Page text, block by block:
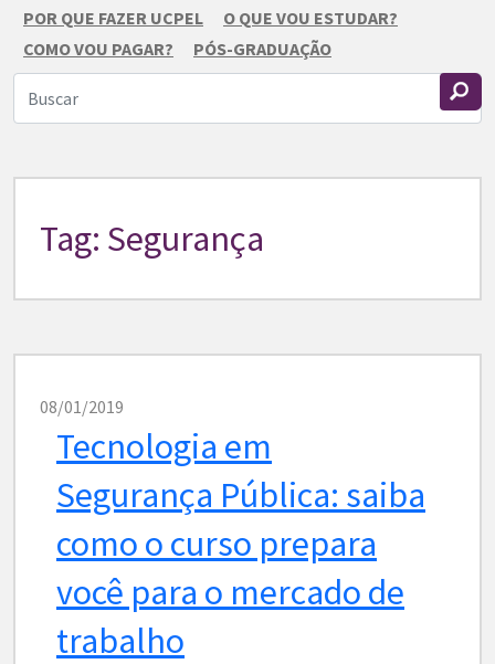
POR QUE FAZER UCPEL
O QUE VOU ESTUDAR?
COMO VOU PAGAR?
PÓS-GRADUAÇÃO
Tag: Segurança
08/01/2019
Tecnologia em
Segurança Pública: saiba
como o curso prepara
você para o mercado de
trabalho